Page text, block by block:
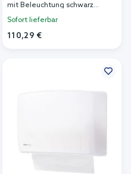
mit Beleuchtung schwarz
M200LBSBL
Sofort lieferbar
110,29 €